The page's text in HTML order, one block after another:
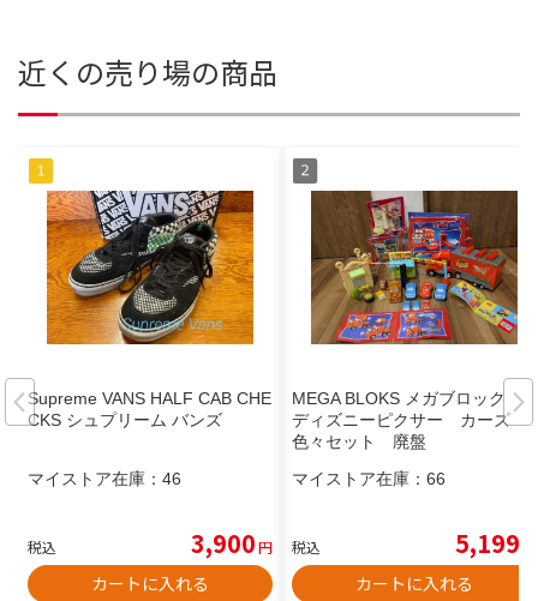
近くの売り場の商品
Supreme VANS HALF CAB CHE
CKS シュプリーム バンズ
マイストア在庫： 46
税込 3,900円
カートに入れる
MEGA BLOKS メガブロック
ディズニーピクサー カーズ
色々セット 廃盤
マイストア在庫： 66
税込 5,199
カートに入れる